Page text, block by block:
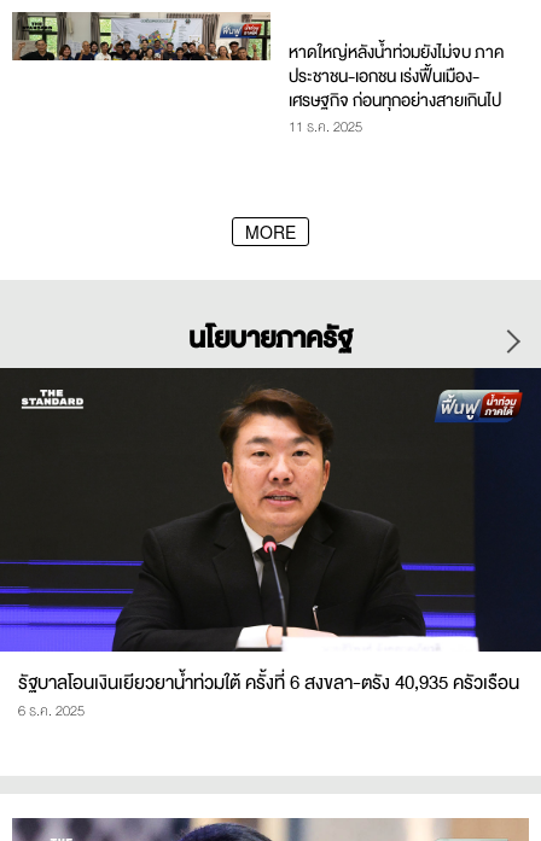
หาดใหญ่หลังน้ำท่วมยังไม่จบ ภาค
ประชาชน-เอกชน เร่งฟื้นเมือง-
เศรษฐกิจ ก่อนทุกอย่างสายเกินไป
11 ธ.ค. 2025
MORE
นโยบายภาครัฐ
รัฐบาลโอนเงินเยียวยาน้ำท่วมใต้ ครั้งที่ 6 สงขลา-ตรัง 40,935 ครัวเรือน
6 ธ.ค. 2025